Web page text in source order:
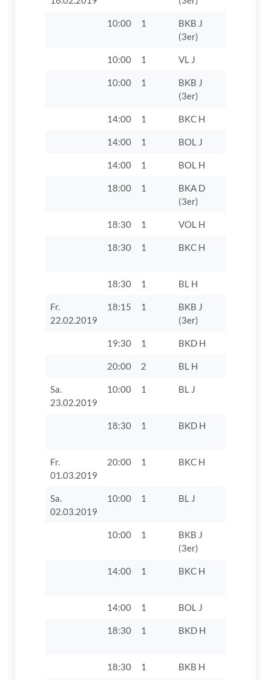
10:00 1
BKB J
(3er)
10:00 1 VL J
10:00 1
BKB J
(3er)
14:00 1 BKC H
14:00 1 BOL J
14:00 1 BOL H
18:00 1
BKA D
(3er)
18:30 1 VOL H
18:30 1 BKC H
18:30 1 BL H
Fr.
22.02.2019
18:15 1
BKB J
(3er)
19:30 1 BKD H
20:00 2 BL H
Sa.
23.02.2019
10:00 1 BL J
18:30 1 BKD H
Fr.
01.03.2019
20:00 1 BKC H
Sa.
02.03.2019
10:00 1 BL J
10:00 1
BKB J
(3er)
14:00 1 BKC H
14:00 1 BOL J
18:30 1 BKD H
18:30 1 BKB H